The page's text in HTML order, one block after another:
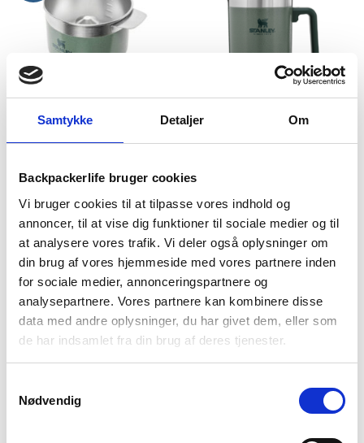
Samtykke Detaljer Om
Backpackerlife bruger cookies
Vi bruger cookies til at tilpasse vores indhold og
annoncer, til at vise dig funktioner til sociale medier og til
at analysere vores trafik. Vi deler også oplysninger om
din brug af vores hjemmeside med vores partnere inden
for sociale medier, annonceringspartnere og
analysepartnere. Vores partnere kan kombinere disse
data med andre oplysninger, du har givet dem, eller som
de har indsamlet fra din brug af deres tjenester.
Nødvendig
Perfect-Brew Pour Over
Coffee Maker
379
oprindelige
pris
var:
379 kr.
239kr
aktuelle
pris
er:
239 kr.
1,4L
Wacaco